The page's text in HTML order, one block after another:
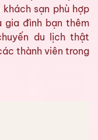
sạn phù hợp
gia đình bạn thêm
du lịch thật
thành viên trong